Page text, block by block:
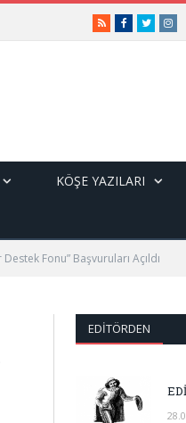
RSSFacebook
Twitter
KÖŞE YAZILARI
Destek Fonu” Başvuruları Açıldı
EDITÖRDEN